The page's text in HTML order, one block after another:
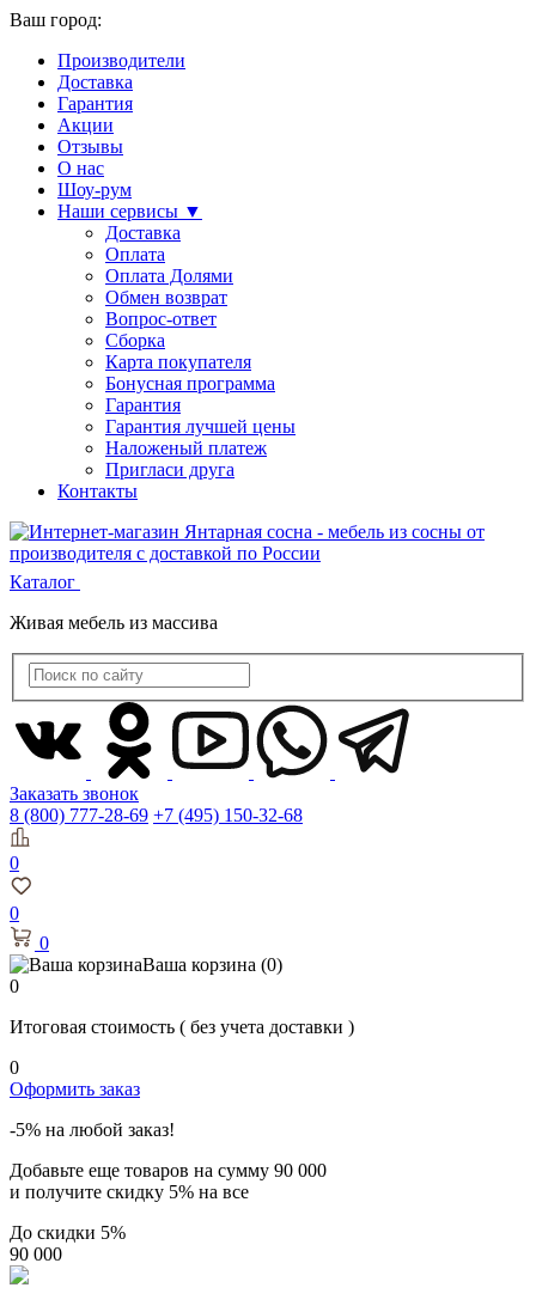
Ваш город:
Производители
Доставка
Гарантия
Акции
Отзывы
О нас
Шоу-рум
Наши сервисы ▼
Доставка
Оплата
Оплата Долями
Обмен возврат
Вопрос-ответ
Сборка
Карта покупателя
Бонусная программа
Гарантия
Гарантия лучшей цены
Наложеный платеж
Пригласи друга
Контакты
Каталог
Живая мебель из массива
Заказать звонок
8 (800) 777-28-69 +7 (495) 150-32-68
0
0
0
Ваша корзина (0)
0
Итоговая стоимость ( без учета доставки )
0
Оформить заказ
-5% на любой заказ!
Добавьте еще товаров на сумму 90 000
и получите скидку 5% на все
До скидки 5%
90 000